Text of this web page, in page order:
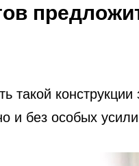
и без особых